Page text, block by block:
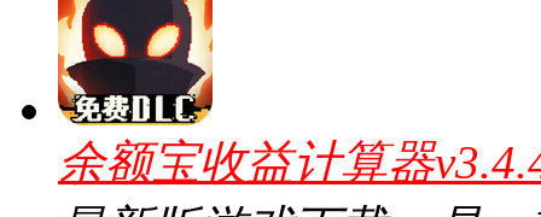
余额宝收益计算器